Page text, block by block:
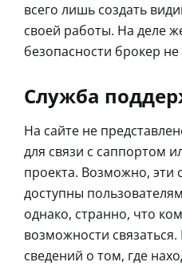
всего лишь создать
своей работы. На деле
безопасности брокер не
Служба
На сайте не
для связи с саппортом
проекта. Возможно, эти
доступны
однако, странно, что
возможности
сведений о том, где